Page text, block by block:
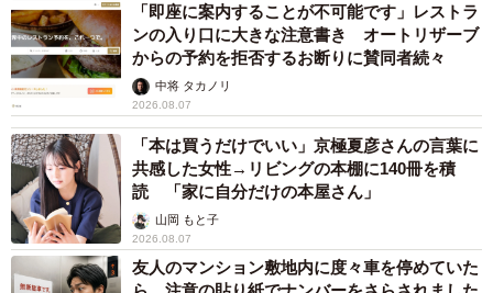
「即座に案内することが不可能です」レストラ
ンの入り口に大きな注意書き オートリザーブ
からの予約を拒否するお断りに賛同者続々
中将 タカノリ
2026.08.07
「本は買うだけでいい」京極夏彦さんの言葉に
共感した女性→リビングの本棚に140冊を積
読 「家に自分だけの本屋さん」
山岡 もと子
2026.08.07
友人のマンション敷地内に度々車を停めていた